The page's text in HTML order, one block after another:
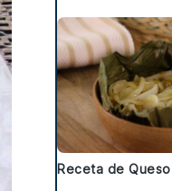
Receta de